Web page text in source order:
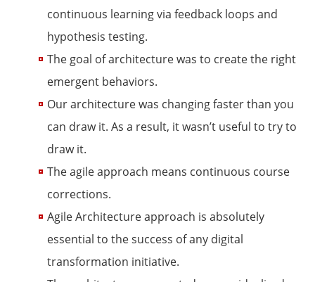
continuous learning via feedback loops and
hypothesis testing.
The goal of architecture was to create the right
emergent behaviors.
Our architecture was changing faster than you
can draw it. As a result, it wasn’t useful to try to
draw it.
The agile approach means continuous course
corrections.
Agile Architecture approach is absolutely
essential to the success of any digital
transformation initiative.